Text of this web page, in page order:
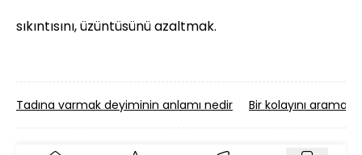
sıkıntısını, üzüntüsünü azaltmak.
Tadına varmak deyiminin anlamı nedir Bir kolayını